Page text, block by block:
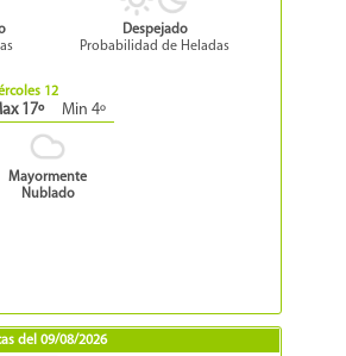
Despejado
Probabilidad de Heladas
12
17º Min 4º
Mayormente
Nublado
del 09/08/2026